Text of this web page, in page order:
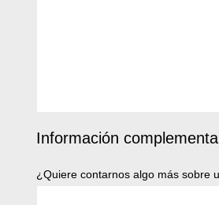
Información
¿Quiere contarnos algo más sobre